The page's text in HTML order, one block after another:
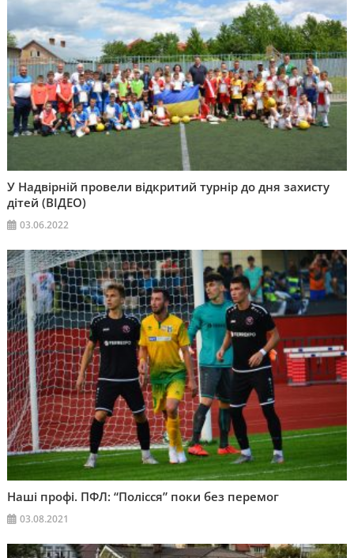
У Надвірній провели відкритий турнір до дня захисту
дітей (ВІДЕО)
03.06.2022
Наші профі. ПФЛ: “Полісся” поки без перемог
03.08.2021